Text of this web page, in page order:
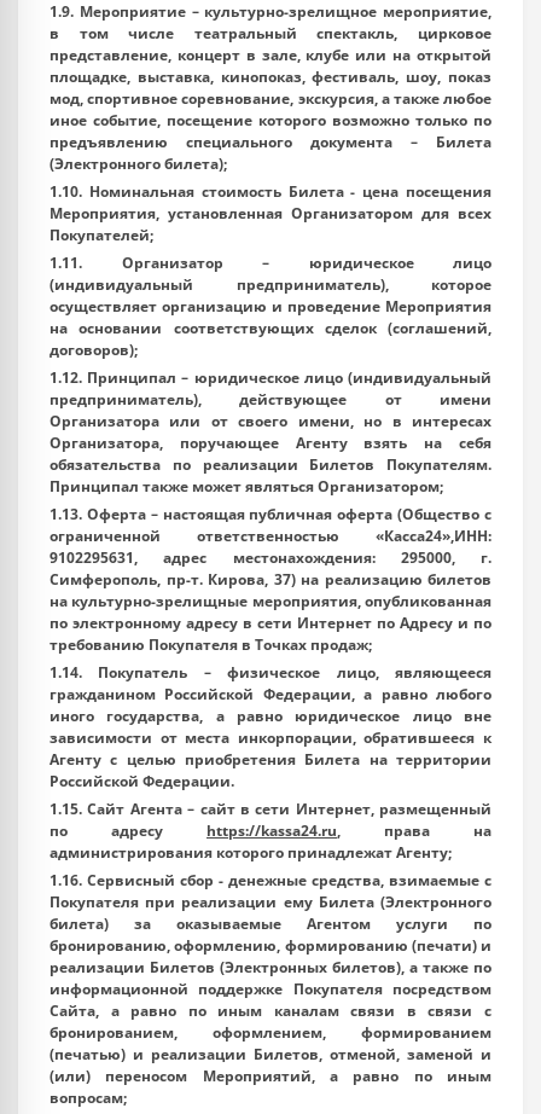
1.9. Мероприятие – культурно-зрелищное мероприятие,
в том числе театральный спектакль, цирковое
представление, концерт в зале, клубе или на открытой
площадке, выставка, кинопоказ, фестиваль, шоу, показ
мод, спортивное соревнование, экскурсия, а также любое
иное событие, посещение которого возможно только по
предъявлению специального документа – Билета
(Электронного билета);
1.10. Номинальная стоимость Билета- цена посещения
Мероприятия, установленная Организатором для всех
Покупателей;
1.11. Организатор – юридическое лицо
(индивидуальный предприниматель), которое
осуществляет организацию и проведение Мероприятия
на основании соответствующих сделок (соглашений,
договоров);
1.12. Принципал – юридическое лицо (индивидуальный
предприниматель), действующее от имени
Организатора или от своего имени, но в интересах
Организатора, поручающее Агенту взять на себя
обязательства по реализации Билетов Покупателям.
Принципал также может являться Организатором;
1.13. Оферта– настоящая публичная оферта (Общество с
ограниченной ответственностью «Касса24»,ИНН:
9102295631, адрес местонахождения: 295000, г.
Симферополь, пр-т. Кирова, 37) на реализацию билетов
на культурно-зрелищные мероприятия, опубликованная
по электронному адресу в сети Интернет по Адресу и по
требованию Покупателя в Точках продаж;
1.14. Покупатель – физическое лицо, являющееся
гражданином Российской Федерации, а равно любого
иного государства, а равно юридическое лицо вне
зависимости от места инкорпорации, обратившееся к
Агенту с целью приобретения Билета на территории
Российской Федерации.
1.15.Сайт Агента– сайт в сети Интернет, размещенный
по адресу https://kassa24.ru, права на
администрирования которого принадлежат Агенту;
1.16. Сервисный сбор - денежные средства, взимаемые с
Покупателя при реализации ему Билета (Электронного
билета) за оказываемые Агентом услуги по
бронированию, оформлению, формированию (печати) и
реализации Билетов (Электронных билетов), а также по
информационной поддержке Покупателя посредством
Сайта, а равно по иным каналам связи в связи с
бронированием, оформлением, формированием
(печатью) и реализации Билетов, отменой, заменой и
(или) переносом Мероприятий, а равно по иным
вопросам;